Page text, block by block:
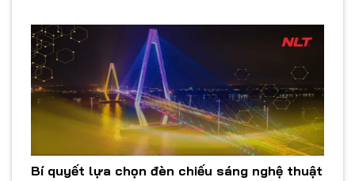
Bí quyết lựa chọn đèn chiếu sáng nghệ thuật